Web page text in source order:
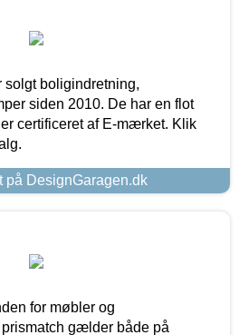
solgt boligindretning,
siden 2010. De har en flot
certificeret af E-mærket. Klik
på DesignGaragen.dk
for møbler og
gælder både på